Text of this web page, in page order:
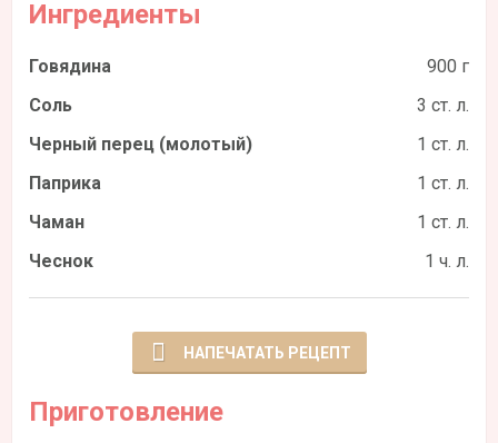
Ингредиенты
Говядина
900 г
Соль
3 ст. л.
Черный перец (молотый)
1 ст. л.
Паприка
1 ст. л.
Чаман
1 ст. л.
Чеснок
1 ч. л.
НАПЕЧАТАТЬ РЕЦЕПТ
Приготовление